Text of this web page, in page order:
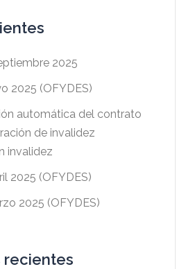
2025
2025 (OFYDES)
automática del contrato
de invalidez
invalidez
2025 (OFYDES)
2025 (OFYDES)
recientes